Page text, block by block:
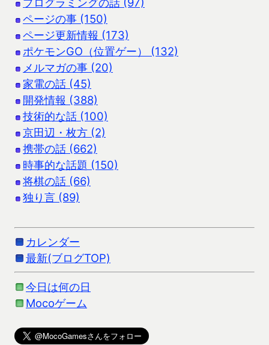
ページの事 (150)
ページ更新情報 (173)
ポケモンGO（位置ゲー） (132)
メルマガの事 (20)
家電の話 (45)
開発情報 (388)
技術的な話 (100)
京田辺・枚方 (2)
携帯の話 (662)
時事的な話題 (150)
将棋の話 (66)
独り言 (89)
カレンダー
最新(ブログTOP)
今日は何の日
Mocoゲーム